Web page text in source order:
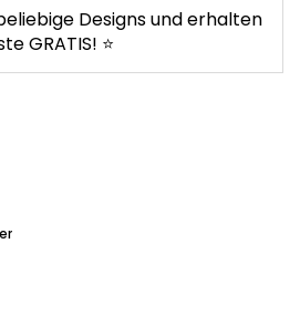
Designs und erhalten
GRATIS! ⭐